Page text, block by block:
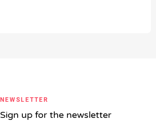
NEWSLETTER
Sign up for the newsletter